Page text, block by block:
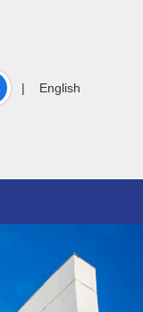
| English